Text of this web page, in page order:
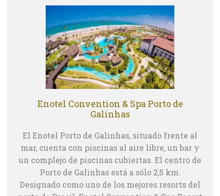
Enotel Convention & Spa Porto de
Galinhas
El Enotel Porto de Galinhas, situado frente al
mar, cuenta con piscinas al aire libre, un bar y
un complejo de piscinas cubiertas. El centro de
Porto de Galinhas está a sólo 2,5 km.
Designado como uno de los mejores resorts del